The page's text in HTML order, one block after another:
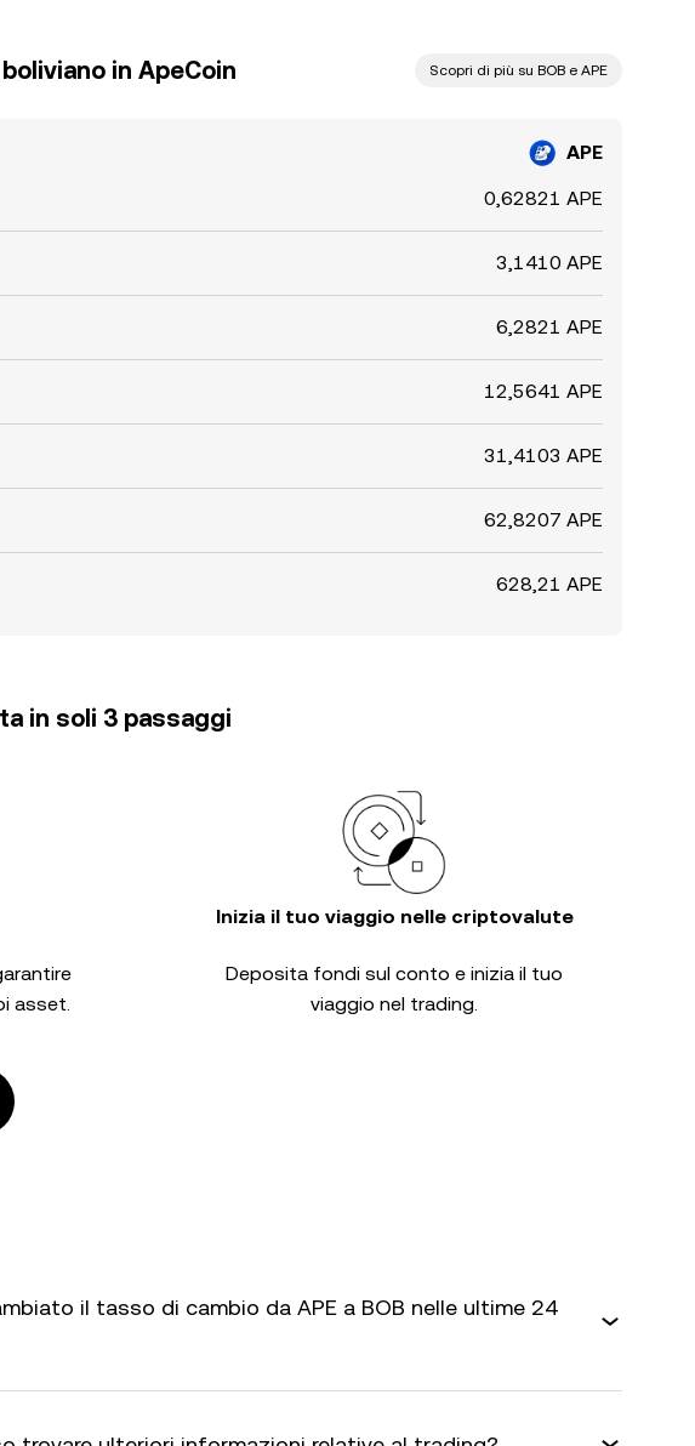
in ApeCoin Scopri di più su BOB e APE
APE
0,62821 APE
3,1410 APE
6,2821 APE
12,5641 APE
31,4103 APE
62,8207 APE
628,21 APE
in soli 3 passaggi
asset.
Inizia il tuo viaggio nelle criptovalute
Deposita fondi sul conto e inizia il tuo
viaggio nel trading.
il tasso di cambio da APE a BOB nelle ultime 24